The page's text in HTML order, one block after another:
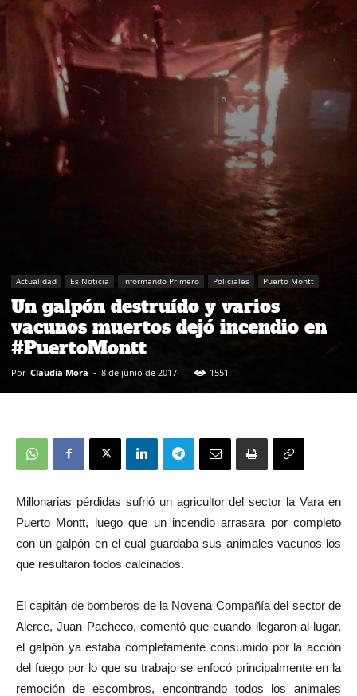
Actualidad Es Noticia Informando Primero Policiales Puerto Montt
Un galpón destruído y varios
vacunos muertos dejó incendio en
#PuertoMontt
Por Claudia Mora - 8 de junio de 2017 1551
Millonarias pérdidas sufrió un agricultor del sector la Vara en
Puerto Montt, luego que un incendio arrasara por completo
con un galpón en el cual guardaba sus animales vacunos los
que resultaron todos calcinados.
El capitán de bomberos de la Novena Compañía del sector de
Alerce, Juan Pacheco, comentó que cuando llegaron al lugar,
el galpón ya estaba completamente consumido por la acción
del fuego por lo que su trabajo se enfocó principalmente en la
remoción de escombros, encontrando todos los animales